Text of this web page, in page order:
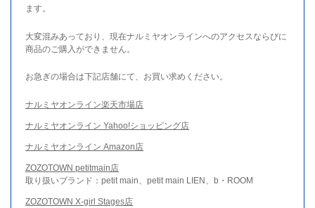
ます。
大変混みあっており、現在ナルミヤオンラインへのアクセスならびに
商品のご購入ができません。
お急ぎの場合は下記店舗にて、お買い求めください。
ナルミヤオンライン楽天市場店
ナルミヤオンライン Yahoo!ショッピング店
ナルミヤオンライン Amazon店
ZOZOTOWN petitmain店
取り扱いブランド：petit main、petit main LIEN、b・ROOM
ZOZOTOWN X-girl Stages店